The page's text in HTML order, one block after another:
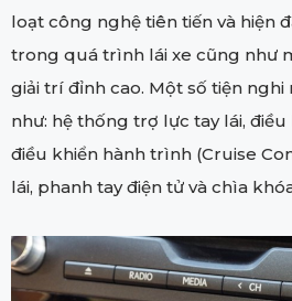
loạt công nghệ tiên tiến và hiện
trong quá trình lái xe cũng như
giải trí đỉnh cao. Một số tiện nghi
như: hệ thống trợ lực tay lái,
điều khiển hành trình (Cruise
lái, phanh tay điện tử và chìa